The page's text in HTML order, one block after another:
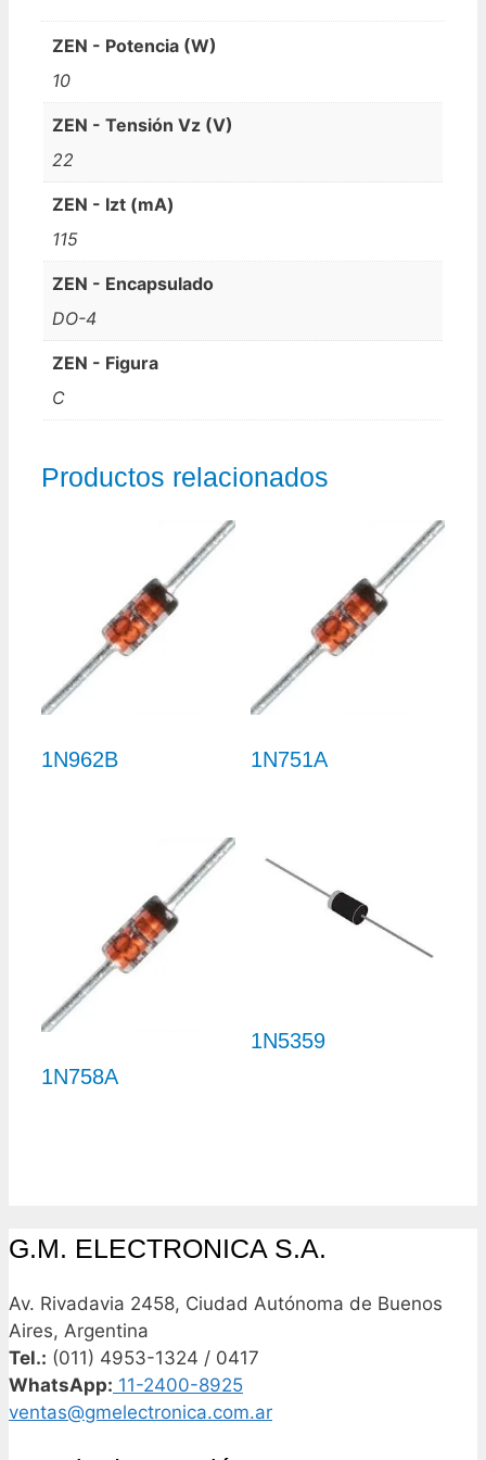
ZEN - Potencia (W)
10
ZEN - Tensión Vz (V)
22
ZEN - Izt (mA)
115
ZEN - Encapsulado
DO-4
ZEN - Figura
C
Productos relacionados
1N962B 1N751A
1N758A
1N5359
G.M. ELECTRONICA S.A.
Av. Rivadavia 2458, Ciudad Autónoma de Buenos
Aires, Argentina
Tel.: (011) 4953-1324 / 0417
WhatsApp: 11-2400-8925
ventas@gmelectronica.com.ar